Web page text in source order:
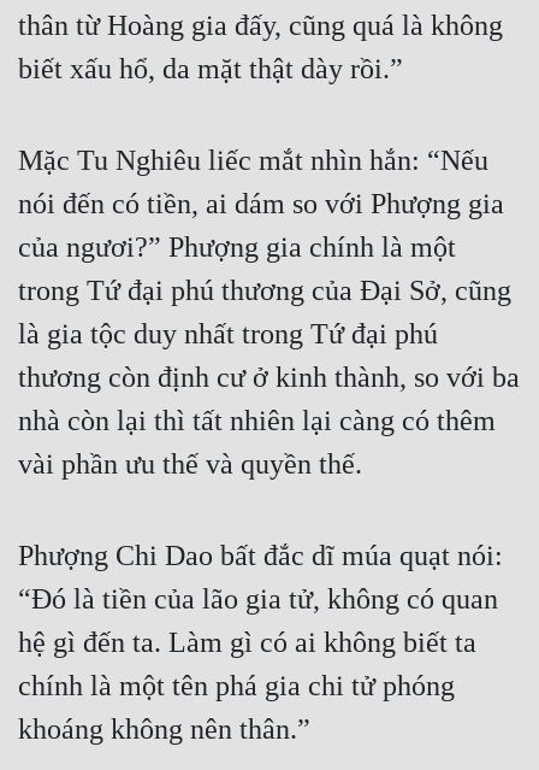
Xuyên Nhanh
Xuyên Thư
Điền Văn
Đô Thị
Đông Phương
Đông Phương Huyền Huyễn
Đồng Nhân
Cẩu Đạo Trường Sinh
Truyện Nam
Vô Địch Lưu
Xây Dựng Thế Lực
thân từ Hoàng gia đấy, cũng quá là không
biết xấu hổ, da mặt thật dày rồi.”
Mặc Tu Nghiêu liếc mắt nhìn hắn: “Nếu
nói đến có tiền, ai dám so với Phượng gia
của ngươi?” Phượng gia chính là một
trong Tứ đại phú thương của Đại Sở, cũng
là gia tộc duy nhất trong Tứ đại phú
thương còn định cư ở kinh thành, so với ba
nhà còn lại thì tất nhiên lại càng có thêm
vài phần ưu thế và quyền thế.
Phượng Chi Dao bất đắc dĩ múa quạt nói:
“Đó là tiền của lão gia tử, không có quan
hệ gì đến ta. Làm gì có ai không biết ta
chính là một tên phá gia chi tử phóng
khoáng không nên thân.”